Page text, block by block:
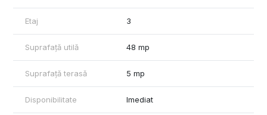
Etaj 3
Suprafață utilă 48 mp
Suprafață terasă 5 mp
Disponibilitate Imediat